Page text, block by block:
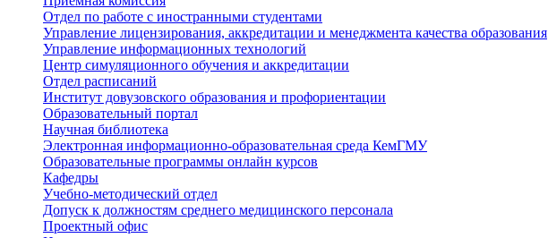
Отдел по работе с иностранными студентами
Управление лицензирования, аккредитации и менеджмента качества образования
Управление информационных технологий
Центр симуляционного обучения и аккредитации
Отдел расписаний
Институт довузовского образования и профориентации
Образовательный портал
Научная библиотека
Электронная информационно-образовательная среда КемГМУ
Образовательные программы онлайн курсов
Кафедры
Учебно-методический отдел
Допуск к должностям среднего медицинского персонала
Проектный офис